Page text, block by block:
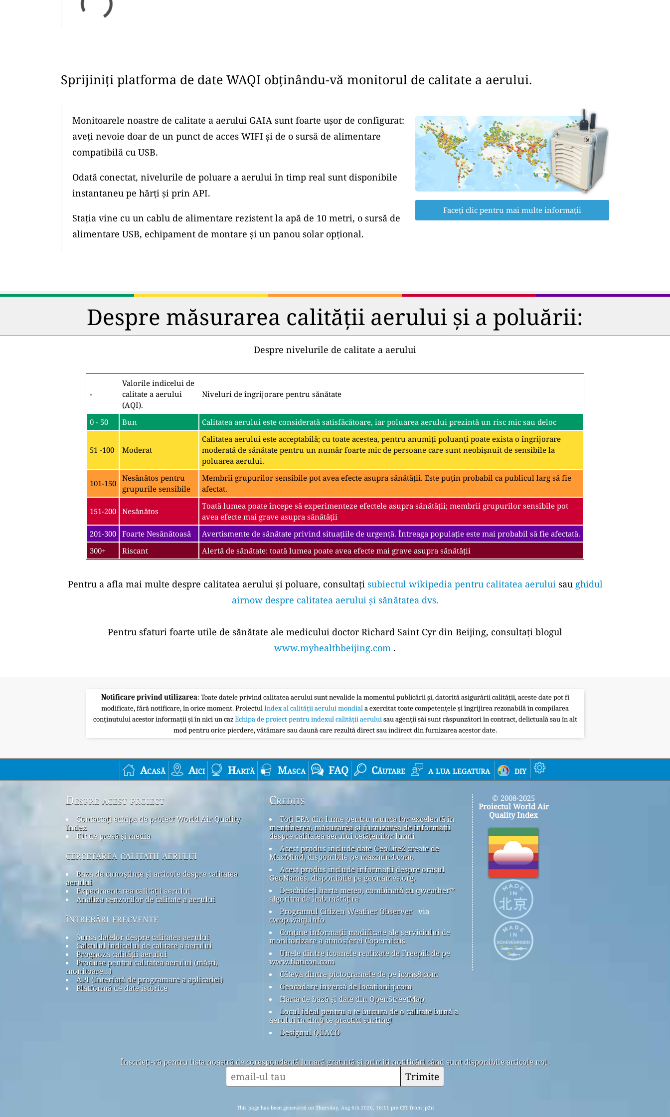
Sprijiniți platforma de date WAQI obținându-vă monitorul de calitate a aerului.
Monitoarele noastre de calitate a aerului GAIA sunt foarte ușor de configurat:
aveți nevoie doar de un punct de acces WIFI și de o sursă de alimentare
compatibilă cu USB.
Odată conectat, nivelurile de poluare a aerului în timp real sunt disponibile
instantaneu pe hărți și prin API.
Stația vine cu un cablu de alimentare rezistent la apă de 10 metri, o sursă de
alimentare USB, echipament de montare și un panou solar opțional.
Faceți clic pentru mai multe informații
Despre măsurarea calității aerului și a poluării:
Despre nivelurile de calitate a aerului
-
Valorile indicelui de
calitate a aerului
(AQI).
Niveluri de îngrijorare pentru sănătate
0 - 50 Bun Calitatea aerului este considerată satisfăcătoare, iar poluarea aerului prezintă un risc mic sau deloc
51 -100 Moderat
Calitatea aerului este acceptabilă; cu toate acestea, pentru anumiți poluanți poate exista o îngrijorare
moderată de sănătate pentru un număr foarte mic de persoane care sunt neobișnuit de sensibile la
poluarea aerului.
101-150
Nesănătos pentru
grupurile sensibile
Membrii grupurilor sensibile pot avea efecte asupra sănătății. Este puțin probabil ca publicul larg să fie
afectat.
151-200 Nesănătos
Toată lumea poate începe să experimenteze efectele asupra sănătății; membrii grupurilor sensibile pot
avea efecte mai grave asupra sănătății
201-300 Foarte Nesănătoasă
Avertismente de sănătate privind situațiile de urgență. Întreaga populație este mai probabil să fie afectată.
300+
Riscant Alertă de sănătate: toată lumea poate avea efecte mai grave asupra sănătății
Pentru a afla mai multe despre calitatea aerului și poluare, consultați subiectul wikipedia pentru calitatea aeruluisau ghidul
airnow despre calitatea aerului și sănătatea dvs.
Pentru sfaturi foarte utile de sănătate ale medicului doctor Richard Saint Cyr din Beijing, consultați blogul
www.myhealthbeijing.com .
Notificare privind utilizarea: Toate datele privind calitatea aerului sunt nevalide la momentul publicării și, datorită asigurării calității, aceste date pot fi
modificate, fără notificare, în orice moment. ProiectulIndex al calității aerului mondiala exercitat toate competențele și îngrijirea rezonabilă în compilarea
conținutului acestor informații și în nici un cazEchipa de proiect pentru indexul calității aeruluisau agenții săi sunt răspunzători în contract, delictuală sau în alt
mod pentru orice pierdere, vătămare sau daună care rezultă direct sau indirect din furnizarea acestor date.
Acasă Aici Hartă Masca FAQ Căutare a lua legatura diy
Despre acest proiect
Contactați echipa de proiect World Air Quality
Index
Kit de presă și media
cercetarea calitatii aerului
Baza de cunoștințe și articole despre calitatea
aerului
Experimentarea calității aerului
Analiza senzorilor de calitate a aerului
întrebări frecvente
Sursa datelor despre calitatea aerului
Calculul indicelui de calitate a aerului
Prognoza calității aerului
Produse pentru calitatea aerului (măști,
monitoare...)
API (Interfață de programare a aplicației)
Platformă de date istorice
Credits
Toți EPA din lume pentru munca lor excelentă în
menținerea, măsurarea și furnizarea de informații
despre calitatea aerului cetățenilor lumii
Acest produs include date GeoLite2 create de
MaxMind, disponibile pe maxmind.com.
Acest produs include informații despre orașul
GeoNames, disponibile pe geonames.org.
Deschideți harta meteo, combinată cu qweather™
algoritm de îmbunătățire
Programul Citizen Weather Observer via
cwop.waqi.info
Conține informații modificate ale serviciului de
monitorizare a atmosferei Copernicus
Unele dintre icoanele realizate de Freepik de pe
www.flaticon.com
Câteva dintre pictogramele de pe icons8.com
Geocodare inversă de locationiq.com
Harta de bază și date din OpenStreetMap.
Locul ideal pentru a te bucura de o calitate bună a
aerului în timp ce practici surfing!
Designul QUACO
© 2008-2025
Proiectul World Air
Quality Index
Înscrieți-vă pentru lista noastră de corespondență lunară gratuită și primiți notificări când sunt disponibile articole noi.
Trimite
This page has been generated on Thursday, Aug 6th 2026, 16:11 pm CST from jp2n